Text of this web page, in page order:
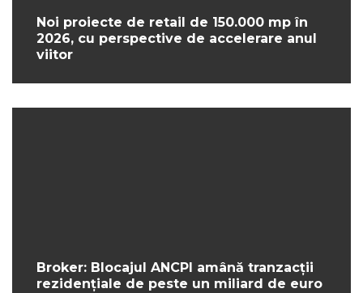
Noi proiecte de retail de 150.000 mp în
2026, cu perspective de accelerare anul
viitor
Broker: Blocajul ANCPI amână tranzacții
rezidențiale de peste un miliard de euro